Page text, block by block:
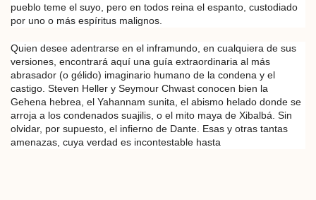
pueblo teme el suyo, pero en todos reina el espanto, custodiado
por uno o más espíritus malignos.
Quien desee adentrarse en el inframundo, en cualquiera de sus
versiones, encontrará aquí una guía extraordinaria al más
abrasador (o gélido) imaginario humano de la condena y el
castigo. Steven Heller y Seymour Chwast conocen bien la
Gehena hebrea, el Yahannam sunita, el abismo helado donde se
arroja a los condenados suajilis, o el mito maya de Xibalbá. Sin
olvidar, por supuesto, el infierno de Dante. Esas y otras tantas
amenazas, cuya verdad es incontestable hasta